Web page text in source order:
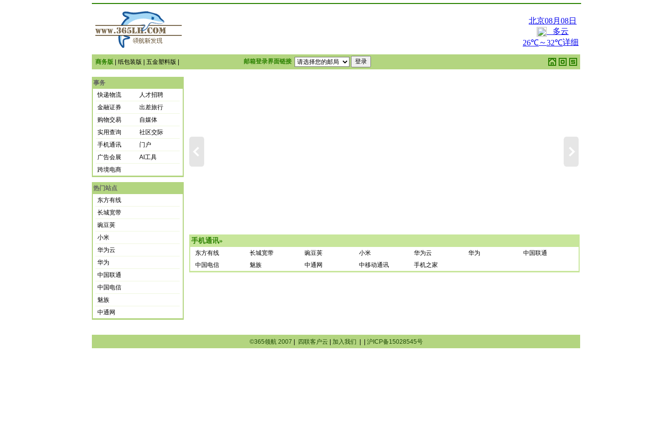
商务版 纸包装版 五金塑料版 邮箱登录界面链接
事务
快递物流
人才招聘
金融证券
出差旅行
购物交易
自媒体
实用查询
社区交际
手机通讯
门户
广告会展
AI工具
跨境电商
热门站点
东方有线
长城宽带
豌豆荚
小米
华为云
华为
中国联通
中国电信
魅族
中通网
手机通讯»
东方有线 长城宽带 豌豆荚 小米 华为云 华为
中国联通
中国电信
魅族 中通网 中移动通讯 手机之家
©365领航 2007 四联客户云 加入我们 沪ICP备15028545号